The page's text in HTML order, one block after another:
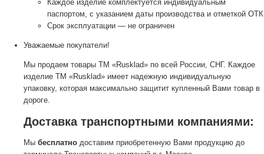
Каждое изделие комплектуется индивидуальным
паспортом, с указанием даты производства и отметкой ОТК
Срок эксплуатации — не ограничен
Уважаемые покупатели!
Мы продаем товары ТМ «Rusklad» по всей России, СНГ. Каждое
изделие ТМ «Rusklad» имеет надежную индивидуальную
упаковку, которая максимально защитит купленный Вами товар в
дороге.
Доставка транспортными компаниями:
Мы бесплатно доставим приобретенную Вами продукцию до